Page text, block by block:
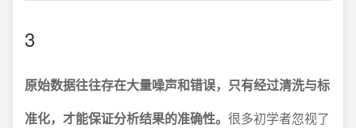
3
原始数据往往存在大量噪声和错误，只有经过清洗与标
准化，才能保证分析结果的准确性。 很多初学者忽视了